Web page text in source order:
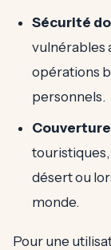
Sécurité
vulnérables
opérations
personnels.
touristiques,
désert ou
monde.
Pour une